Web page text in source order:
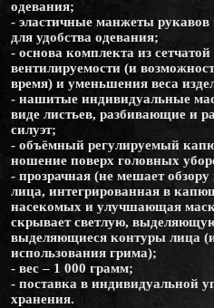
одевания;
- эластичные манжеты
для удобства одевания;
- основа комплекта из
вентилируемости (и
время) и уменьшения веса
- нашитые индивидуальные
виде листьев, разбивающие и
силуэт;
- объёмный регулируемый
ношение поверх головных
- прозрачная (не мешает
лица, интегрированная в
насекомых и улучшающая
скрывает светлую,
выделяющиеся контуры лица
использования грима);
- вес – 1 000 грамм;
- поставка в индивидуальной
хранения.